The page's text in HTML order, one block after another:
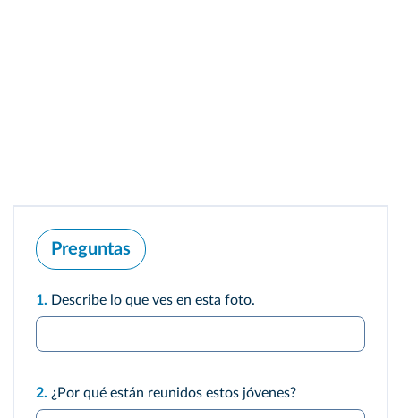
Preguntas
1. Describe lo que ves en esta foto.
2. ¿Por qué están reunidos estos jóvenes?